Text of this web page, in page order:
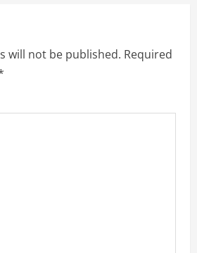
will not be published. Required